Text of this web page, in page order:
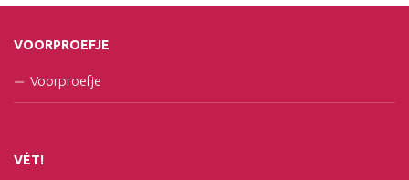
VOORPROEFJE
Voorproefje
VÉT!